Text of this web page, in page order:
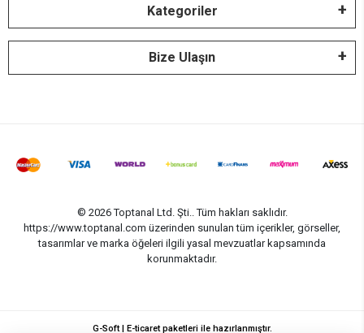
Kategoriler
Bize Ulaşın
© 2026 Toptanal Ltd. Şti.. Tüm hakları saklıdır.
https://www.toptanal.com üzerinden sunulan tüm içerikler, görseller,
tasarımlar ve marka öğeleri ilgili yasal mevzuatlar kapsamında
korunmaktadır.
G-Soft | E-ticaret paketleri ile hazırlanmıştır.